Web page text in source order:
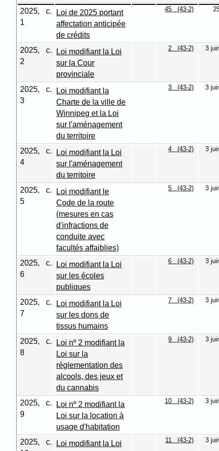
2025, c.
1
Loi de 2025 portant
affectation anticipée
de crédits
45 (43-2)
2025, c.
2
Loi modifiant la Loi
sur la Cour
provinciale
2 (43-2) 3
2025, c.
3
Loi modifiant la
Charte de la ville de
Winnipeg et la Loi
sur l'aménagement
du territoire
3 (43-2) 3
2025, c.
4
Loi modifiant la Loi
sur l'aménagement
du territoire
4 (43-2) 3
2025, c.
5
Loi modifiant le
Code de la route
(mesures en cas
d'infractions de
conduite avec
facultés affaiblies)
5 (43-2) 3
2025, c.
6
Loi modifiant la Loi
sur les écoles
publiques
6 (43-2) 3
2025, c.
7
Loi modifiant la Loi
sur les dons de
tissus humains
7 (43-2) 3
2025, c.
8
Loi nº 2 modifiant la
Loi sur la
réglementation des
alcools, des jeux et
du cannabis
9 (43-2) 3
2025, c.
9
Loi nº 2 modifiant la
Loi sur la location à
usage d'habitation
10 (43-2) 3
2025, c.
Loi modifiant la Loi
11 (43-2) 3